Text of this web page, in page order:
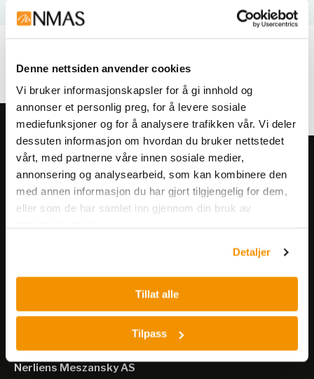
Denne nettsiden anvender cookies
Vi bruker informasjonskapsler for å gi innhold og
annonser et personlig preg, for å levere sosiale
mediefunksjoner og for å analysere trafikken vår. Vi deler
dessuten informasjon om hvordan du bruker nettstedet
vårt, med partnerne våre innen sosiale medier,
annonsering og analysearbeid, som kan kombinere den
med annen informasjon du har gjort tilgjengelig for dem,
eller som de har samlet inn gjennom din bruk av
Detaljer
Tillat alle
Tilpass
Relaterte produkter
Meld deg på vårt nyhetsbrev!
Få informasjon om produkter,
arrangementer og kampanjer.
Nerliens Meszansky AS